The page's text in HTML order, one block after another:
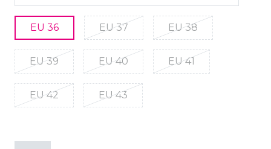
EU 36 EU 37 EU 38
EU 39 EU 40 EU 41
EU 42 EU 43